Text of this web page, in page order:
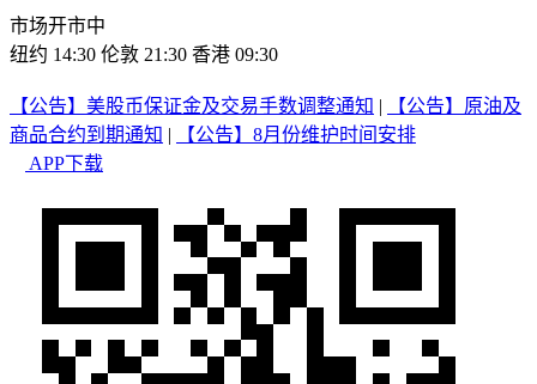
市场开市中
纽约 14:30 伦敦 21:30 香港 09:30
【公告】美股币保证金及交易手数调整通知 |
【公告】原油及
商品合约到期通知 |
【公告】8月份维护时间安排
APP下载